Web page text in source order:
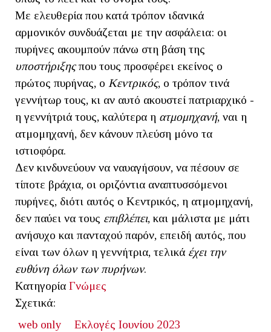
Με ελευθερία που κατά τρόπον ιδανικά
αρμονικόν συνδυάζεται με την ασφάλεια: οι
πυρήνες ακουμπούν πάνω στη βάση της
υποστήριξηςπου τους προσφέρει εκείνος ο
πρώτος πυρήνας, ο Κεντρικός, ο τρόπον τινά
γεννήτωρ τους, κι αν αυτό ακουστεί πατριαρχικό -
η γεννήτριά τους, καλύτερα η ατμομηχανή, ναι η
ατμομηχανή, δεν κάνουν πλεύση μόνο τα
ιστιοφόρα.
Δεν κινδυνεύουν να ναυαγήσουν, να πέσουν σε
τίποτε βράχια, οι οριζόντια αναπτυσσόμενοι
πυρήνες, διότι αυτός ο Κεντρικός, η ατμομηχανή,
δεν παύει να τους επιβλέπει, και μάλιστα με μάτι
ανήσυχο και πανταχού παρόν, επειδή αυτός, που
είναι των όλων η γεννήτρια, τελικά έχει την
ευθύνη όλων των πυρήνων.
Κατηγορία Γνώμες
Σχετικά:
web only
Εκλογές Ιουνίου 2023